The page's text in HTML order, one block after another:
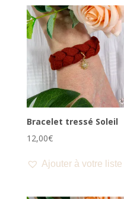
Bracelet tressé Soleil
12,00€
Ajouter à votre liste